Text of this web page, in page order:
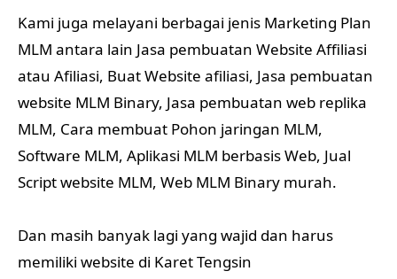
Kami juga melayani berbagai jenis Marketing Plan
MLM antara lain Jasa pembuatan Website Affiliasi
atau Afiliasi, Buat Website afiliasi, Jasa pembuatan
website MLM Binary, Jasa pembuatan web replika
MLM, Cara membuat Pohon jaringan MLM,
Software MLM, Aplikasi MLM berbasis Web, Jual
Script website MLM, Web MLM Binary murah.
Dan masih banyak lagi yang wajid dan harus
memiliki website di Karet Tengsin